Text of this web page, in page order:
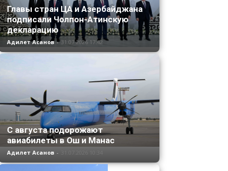
Главы стран ЦА и Азербайджана
подписали Чолпон-Атинскую
декларацию
Адилет Асанов - 31.07.2026 17:42
С августа подорожают
авиабилеты в Ош и Манас
Адилет Асанов - 31.07.2026 10:34